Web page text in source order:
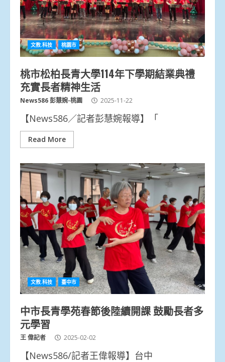
文教.科技 桃園市
桃市松柏長青大學114年下學期結業典禮
充實長者精神生活
News586 彭慧婉-桃園 2025-11-22
【News586／記者彭慧婉報導】「
Read More
文教.科技 臺中市
中市長青學苑春節後陸續開課 鼓勵長者多
元學習
王 偉記者 2025-02-02
【News586/記者王偉報導】台中